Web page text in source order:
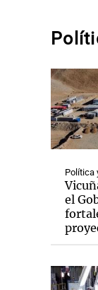
Política
el